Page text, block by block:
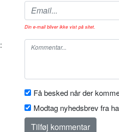
Din e-mail bliver ikke vist på sitet.
:
Få besked når der
Modtag nyhedsbrev fra